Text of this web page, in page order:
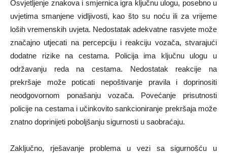
Osvjetljenje znakova i smjernica igra ključnu ulogu, posebno u
uvjetima smanjene vidljivosti, kao što su noću ili za vrijeme
loših vremenskih uvjeta. Nedostatak adekvatne rasvjete može
značajno utjecati na percepciju i reakciju vozača, stvarajući
dodatne rizike na cestama. Policija ima ključnu ulogu u
održavanju reda na cestama. Nedostatak reakcije na
prekršaje može poticati nepoštivanje pravila i doprinositi
neodgovornom ponašanju vozača. Povećanje prisutnosti
policije na cestama i učinkovito sankcioniranje prekršaja može
znatno doprinijeti poboljšanju sigurnosti u saobraćaju.
Zaključno, rješavanje problema u vezi sa sigurnošću u